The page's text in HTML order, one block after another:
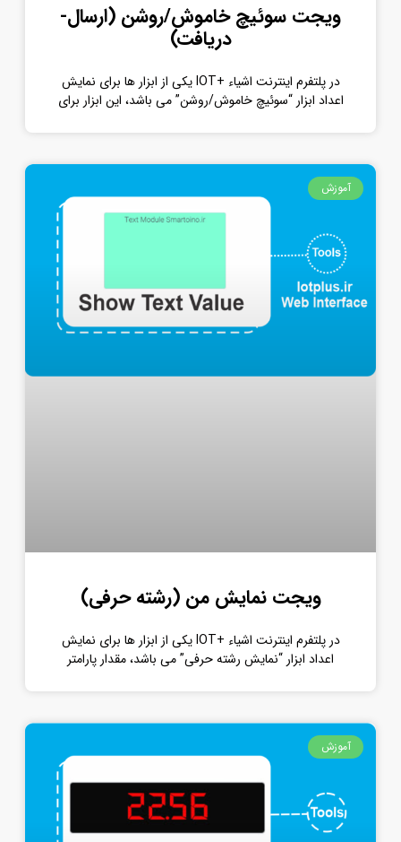
ویجت سوئیچ خاموش/روشن (ارسال-
دریافت)
در پلتفرم اینترنت اشیاء +IOT یکی از ابزار ها برای نمایش
اعداد ابزار “سوئیچ خاموش/روشن” می باشد، این ابزار برای
آموزش
ویجت نمایش من (رشته حرفی)
در پلتفرم اینترنت اشیاء +IOT یکی از ابزار ها برای نمایش
اعداد ابزار “نمایش رشته حرفی” می باشد، مقدار پارامتر
آموزش